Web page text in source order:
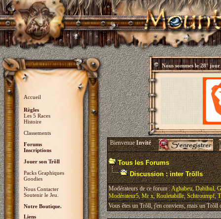
Accueil
Règles
Les 5 Races
Histoire
Classements
Forums
Inscriptions
Jouer son Trõll
Packs Graphiques
Goodies
Nous Contacter
Soutenir le Jeu.
Notre Boutique.
Liens
Nous sommes le28° jour
BienvenueInvité
Tous les Forums
Discussion : inter Trõlls
Modérateurs de ce forum :Aghabeu,Dabihul,
Modérateur5,Mr x,Rouletabille,Schtroumpf,
Vous êtes un Trõll, j'en conviens, mais un Trõll